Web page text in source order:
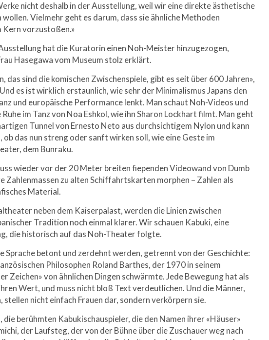
nicht deshalb in der Ausstellung, weil wir eine direkte ästhetische
Vielmehr geht es darum, dass sie ähnliche Methoden
Kern vorzustoßen.»
hat die Kuratorin einen Noh-Meister hinzugezogen,
Hasegawa vom Museum stolz erklärt.
das sind die komischen Zwischenspiele, gibt es seit über 600 Jahren»,
es ist wirklich erstaunlich, wie sehr der Minimalismus Japans den
und europäische Performance lenkt. Man schaut Noh-Videos und
im Tanz von Noa Eshkol, wie ihn Sharon Lockhart filmt. Man geht
Tunnel von Ernesto Neto aus durchsichtigem Nylon und kann
ob das nun streng oder sanft wirken soll, wie eine Geste im
dem Bunraku.
wieder vor der 20 Meter breiten fiependen Videowand von Dumb
Zahlenmassen zu alten Schiffahrtskarten morphen – Zahlen als
Material.
neben dem Kaiserpalast, werden die Linien zwischen
Tradition noch einmal klarer. Wir schauen Kabuki, eine
die historisch auf das Noh-Theater folgte.
Sprache betont und zerdehnt werden, getrennt von der Geschichte:
Philosophen Roland Barthes, der 1970 in seinem
Zeichen» von ähnlichen Dingen schwärmte. Jede Bewegung hat als
Wert, und muss nicht bloß Text verdeutlichen. Und die Männer,
stellen nicht einfach Frauen dar, sondern verkörpern sie.
die berühmten Kabukischauspieler, die den Namen ihrer «Häuser»
der Laufsteg, der von der Bühne über die Zuschauer weg nach